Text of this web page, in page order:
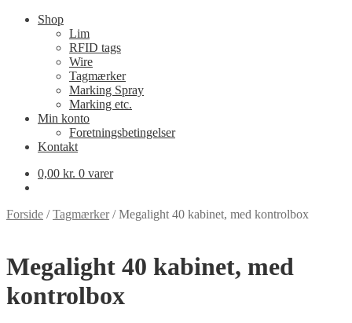
Shop
Lim
RFID tags
Wire
Tagmærker
Marking Spray
Marking etc.
Min konto
Foretningsbetingelser
Kontakt
0,00 kr. 0 varer
Forside /Tagmærker/Megalight 40 kabinet, med kontrolbox
Megalight 40 kabinet, med
kontrolbox